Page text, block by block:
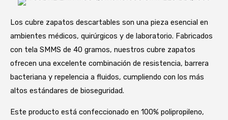
Los cubre zapatos descartables son una pieza esencial en
ambientes médicos, quirúrgicos y de laboratorio. Fabricados
con tela SMMS de 40 gramos, nuestros cubre zapatos
ofrecen una excelente combinación de resistencia, barrera
bacteriana y repelencia a fluidos, cumpliendo con los más
altos estándares de bioseguridad.
Este producto está confeccionado en 100% polipropileno,